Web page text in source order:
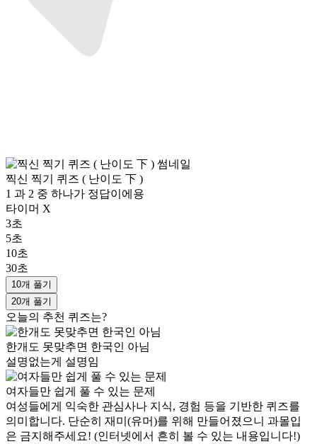
찍신 찍기 퀴즈 ( 난이도 下 )
1 과 2 중 하나가 정답이에용
타이머 X
3초
5초
10초
30초
10개 풀기
20개 풀기
오늘의 추천 퀴즈는?
한개도 못맞추면 한국인 아님
설명없는게 설명임
여자들만 쉽게 풀 수 있는 문제
여성들에게 익숙한 관심사나 지식, 경험 등을 기반한 퀴즈를
의미합니다. 단순히 재미(유머)를 위해 만들어졌으니 과몰입
은 금지해주세요! (인터넷에서 흔히 볼 수 있는 내용입니다!)